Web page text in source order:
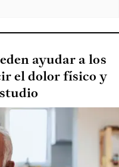
ayudar a los
el dolor físico y